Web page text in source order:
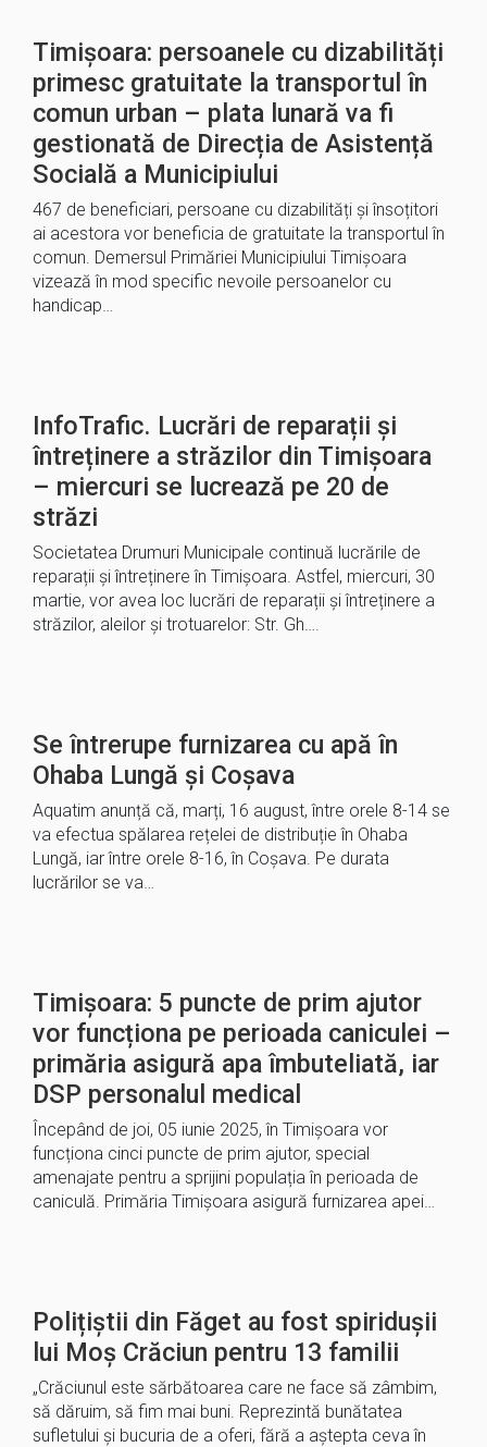
Timișoara: persoanele cu dizabilități
primesc gratuitate la transportul în
comun urban – plata lunară va fi
gestionată de Direcția de Asistență
Socială a Municipiului
467 de beneficiari, persoane cu dizabilități și însoțitori
ai acestora vor beneficia de gratuitate la transportul în
comun. Demersul Primăriei Municipiului Timișoara
vizează în mod specific nevoile persoanelor cu
handicap…
InfoTrafic. Lucrări de reparații și
întreținere a străzilor din Timișoara
– miercuri se lucrează pe 20 de
străzi
Societatea Drumuri Municipale continuă lucrările de
reparații și întreținere în Timișoara. Astfel, miercuri, 30
martie, vor avea loc lucrări de reparații și întreținere a
străzilor, aleilor și trotuarelor: Str. Gh….
Se întrerupe furnizarea cu apă în
Ohaba Lungă și Coșava
Aquatim anunță că, marți, 16 august, între orele 8-14 se
va efectua spălarea rețelei de distribuție în Ohaba
Lungă, iar între orele 8-16, în Coșava. Pe durata
lucrărilor se va…
Timișoara: 5 puncte de prim ajutor
vor funcționa pe perioada caniculei –
primăria asigură apa îmbuteliată, iar
DSP personalul medical
Începând de joi, 05 iunie 2025, în Timișoara vor
funcționa cinci puncte de prim ajutor, special
amenajate pentru a sprijini populația în perioada de
caniculă. Primăria Timișoara asigură furnizarea apei…
Polițiștii din Făget au fost spiridușii
lui Moș Crăciun pentru 13 familii
„Crăciunul este sărbătoarea care ne face să zâmbim,
să dăruim, să fim mai buni. Reprezintă bunătatea
sufletului și bucuria de a oferi, fără a aștepta ceva în